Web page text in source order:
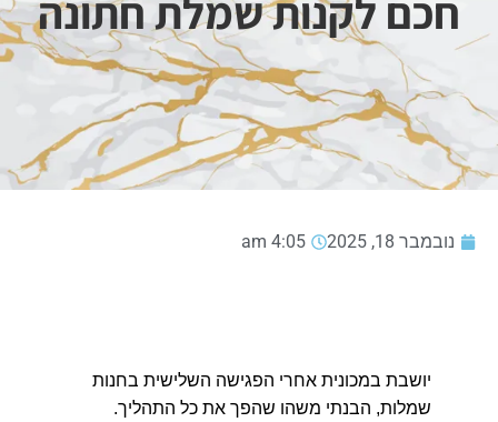
חכם לקנות שמלת חתונה
נובמבר 18, 2025 4:05 am
יושבת במכונית אחרי הפגישה השלישית בחנות
שמלות, הבנתי משהו שהפך את כל התהליך.